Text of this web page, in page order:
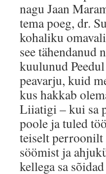
nagu Jaan
tema poeg, dr.
kohaliku
see tähendanud
kuulunud
peavarju, kuid
kus hakkab
Liiatigi – kui sa
poole ja tuled
teiselt perroonilt
söömist ja
kellega sa